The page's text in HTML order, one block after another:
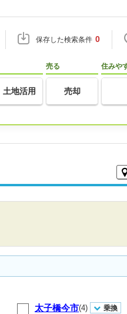
保存した検索条件 0
土地活用
売る
売却
住みや
太子橋今市(4) 乗換